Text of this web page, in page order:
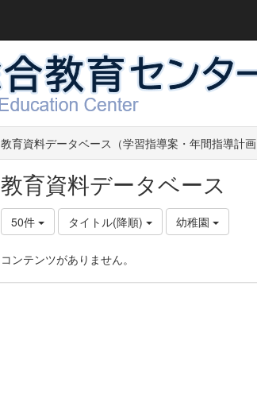
教育資料データベース（学習指導案・年間指導計画
教育資料データベース
50件 タイトル(降順) 幼稚園
コンテンツがありません。